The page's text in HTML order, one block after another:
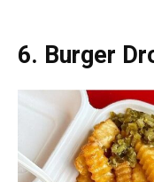
6. Burger